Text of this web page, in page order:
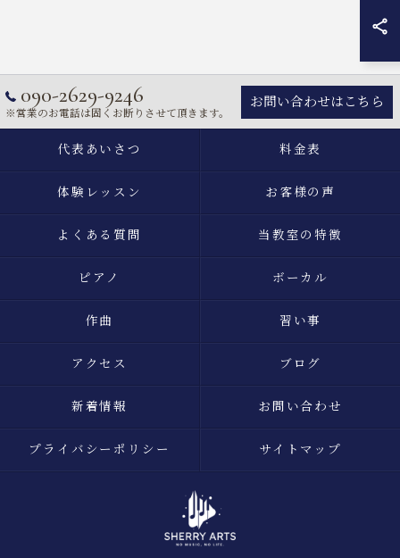
090-2629-9246
※営業のお電話は固くお断りさせて頂きます。
お問い合わせはこちら
代表あいさつ 料金表
体験レッスン お客様の声
よくある質問 当教室の特徴
ピアノ ボーカル
作曲 習い事
アクセス ブログ
新着情報 お問い合わせ
プライバシーポリシー サイトマップ